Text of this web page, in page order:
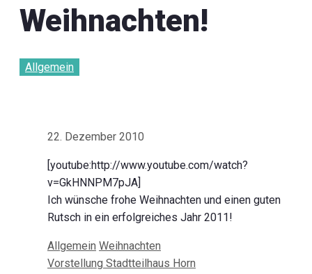
Weihnachten!
Allgemein
22. Dezember 2010
[youtube:http://www.youtube.com/watch?
v=GkHNNPM7pJA]
Ich wünsche frohe Weihnachten und einen guten
Rutsch in ein erfolgreiches Jahr 2011!
Kategorien
Allgemein Schlagwörter
Weihnachten
Beitrags-
Vorstellung Stadtteilhaus Horn